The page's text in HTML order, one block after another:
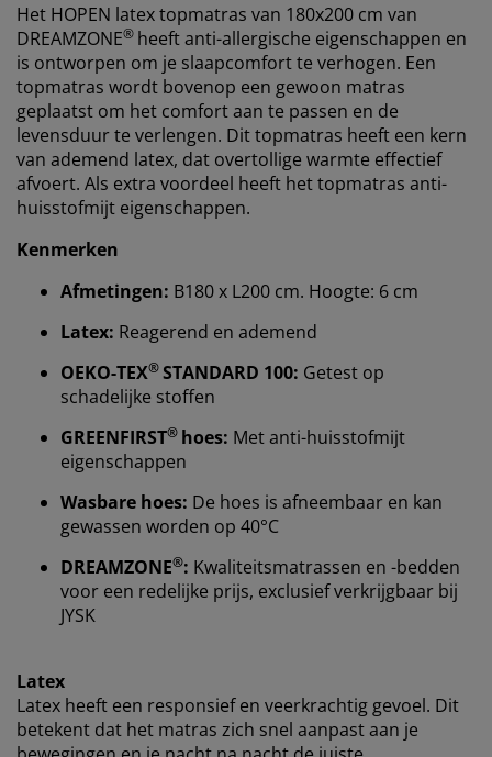
Het HOPEN latex topmatras van 180x200 cm van
DREAMZONE® heeft anti-allergische eigenschappen en
is ontworpen om je slaapcomfort te verhogen. Een
topmatras wordt bovenop een gewoon matras
geplaatst om het comfort aan te passen en de
levensduur te verlengen. Dit topmatras heeft een kern
van ademend latex, dat overtollige warmte effectief
afvoert. Als extra voordeel heeft het topmatras anti-
huisstofmijt eigenschappen.
Kenmerken
Afmetingen: B180 x L200 cm. Hoogte: 6 cm
Latex: Reagerend en ademend
OEKO-TEX®STANDARD 100: Getest op
schadelijke stoffen
GREENFIRST® hoes: Met anti-huisstofmijt
eigenschappen
Wasbare hoes: De hoes is afneembaar en kan
gewassen worden op 40°C
DREAMZONE®: Kwaliteitsmatrassen en -bedden
voor een redelijke prijs, exclusief verkrijgbaar bij
JYSK
Latex
Latex heeft een responsief en veerkrachtig gevoel. Dit
betekent dat het matras zich snel aanpast aan je
Wij personaliseren jouw ervaring
Bij JYSK gebruiken we cookies en mobiele
identificatoren om je een goede ervaring te bieden
tijdens het bezoeken van onze website. Cookies
verzamelen informatie over jou om functionaliteit,
statistieken en relevante marketing te waarborgen.
Wanneer je marketingcookies accepteert, delen we je
Google, Meta en Tiktok) voor gepersonaliseerde en
vaste advertenties. Je kunt meer lezen over de
doeleinden via ''Aanpassen'' en je toestemming op elk
moment intrekken door op het cookie-icoontje te
klikken. Door op ''Alles accepteren'' te klikken, ga je
akkoord met alle drie de doeleinden. Lees meer over